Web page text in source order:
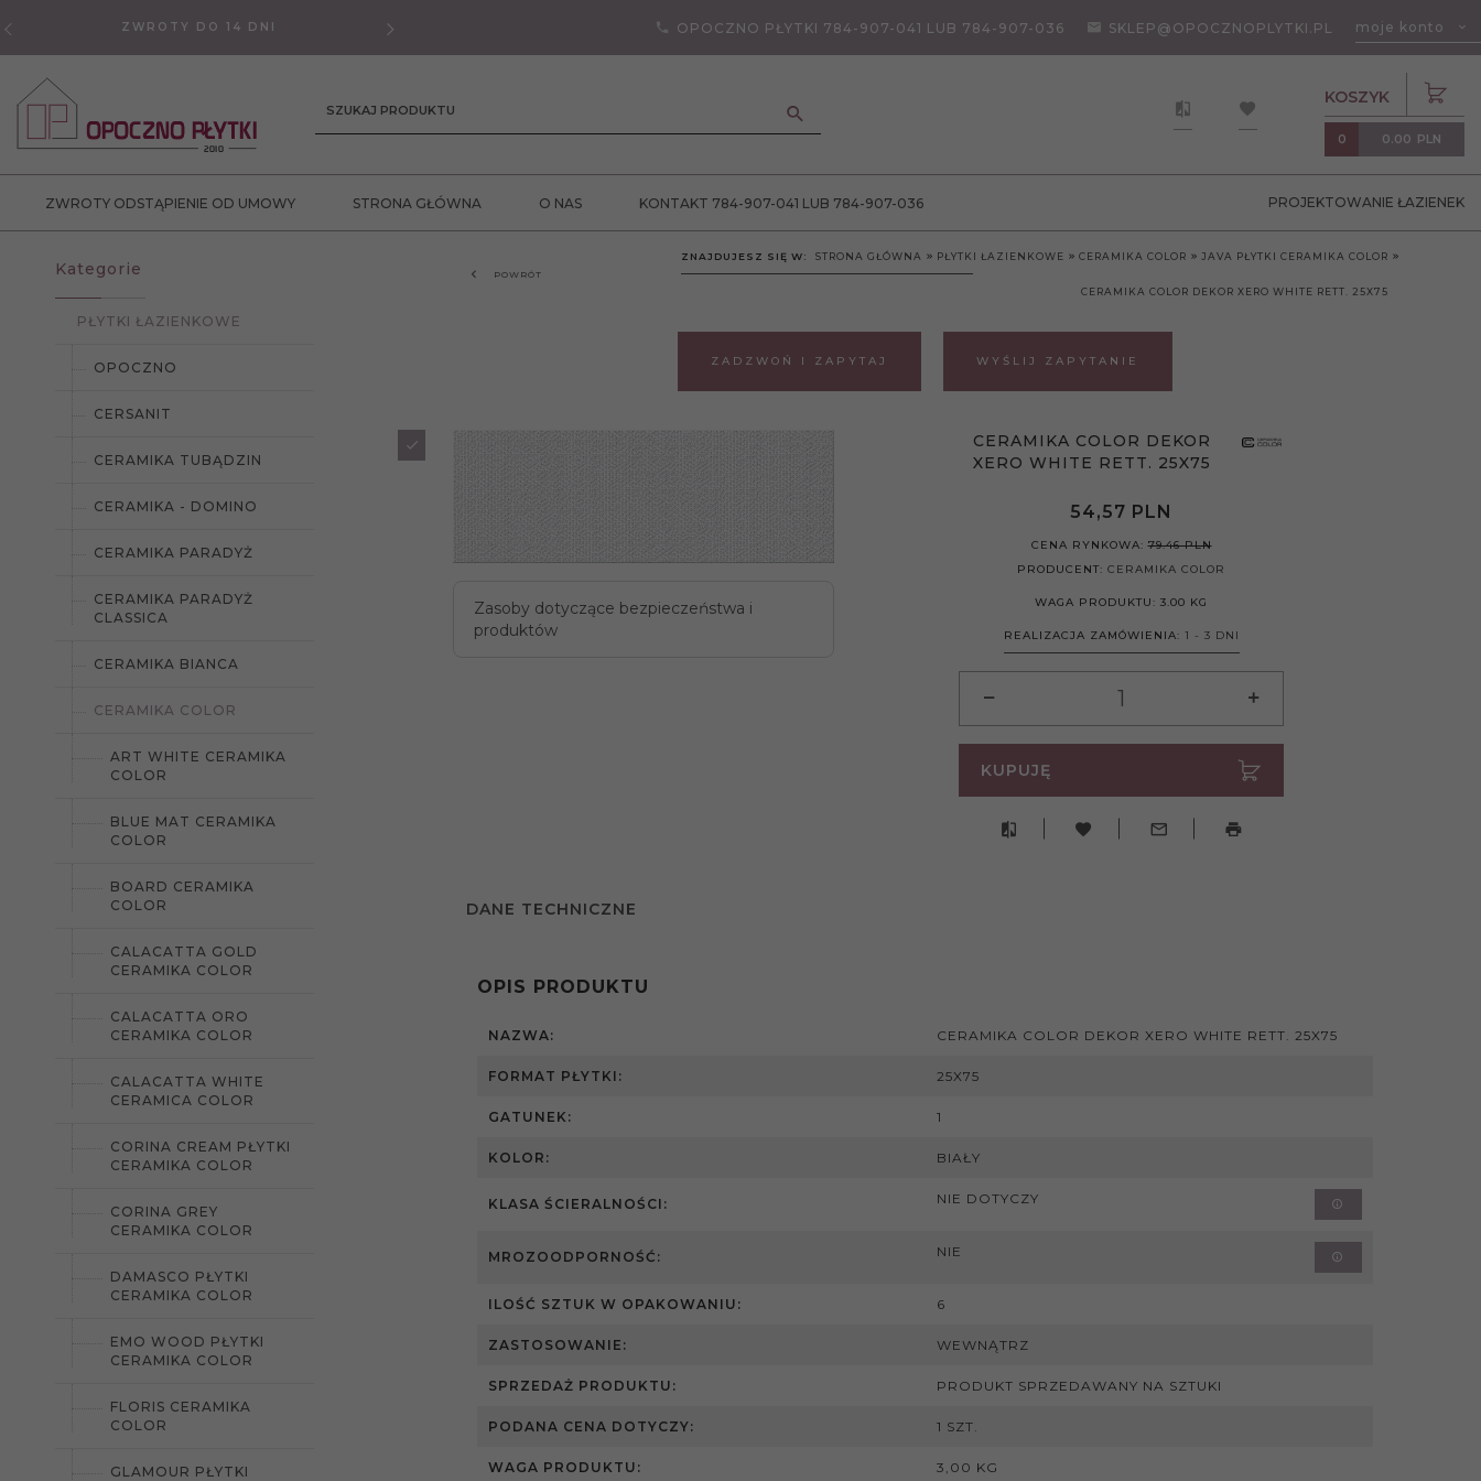
ZWROTY DO 14 DNI OPOCZNO PŁYTKI 784-907-041 LUB 784-907-036 SKLEP@OPOCZNOPLYTKI.PL moje konto
SZUKAJ PRODUKTU
KOSZYK
0 0.00 PLN
ZWROTY ODSTĄPIENIE OD UMOWY STRONA GŁÓWNA O NAS KONTAKT 784-907-041 LUB 784-907-036 PROJEKTOWANIE ŁAZIENEK
Kategorie
PŁYTKI ŁAZIENKOWE
OPOCZNO
CERSANIT
CERAMIKA TUBĄDZIN
CERAMIKA - DOMINO
CERAMIKA PARADYŻ
CERAMIKA PARADYŻ
CLASSICA
CERAMIKA BIANCA
CERAMIKA COLOR
ART WHITE CERAMIKA
COLOR
BLUE MAT CERAMIKA
COLOR
BOARD CERAMIKA
COLOR
CALACATTA GOLD
CERAMIKA COLOR
CALACATTA ORO
CERAMIKA COLOR
CALACATTA WHITE
CERAMICA COLOR
CORINA CREAM PŁYTKI
CERAMIKA COLOR
CORINA GREY
CERAMIKA COLOR
DAMASCO PŁYTKI
CERAMIKA COLOR
EMO WOOD PŁYTKI
CERAMIKA COLOR
FLORIS CERAMIKA
COLOR
GLAMOUR PŁYTKI
POWRÓT
ZNAJDUJESZ SIĘ W: STRONA GŁÓWNA PŁYTKI ŁAZIENKOWE CERAMIKA COLOR JAVA PŁYTKI CERAMIKA COLOR
CERAMIKA COLOR DEKOR XERO WHITE RETT. 25X75
ZADZWOŃ I ZAPYTAJ WYŚLIJ ZAPYTANIE
Zasoby dotyczące bezpieczeństwa i
produktów
CERAMIKA COLOR DEKOR
XERO WHITE RETT. 25X75
54,57 PLN
CENA RYNKOWA:79.46 PLN
PRODUCENT:CERAMIKA COLOR
WAGA PRODUKTU:3.00 KG
REALIZACJA ZAMÓWIENIA: 1 - 3 DNI
KUPUJĘ
DANE TECHNICZNE
OPIS PRODUKTU
NAZWA: CERAMIKA COLOR DEKOR XERO WHITE RETT. 25X75
FORMAT PŁYTKI: 25X75
GATUNEK: 1
KOLOR: BIAŁY
KLASA ŚCIERALNOŚCI: NIE DOTYCZY
MROZOODPORNOŚĆ: NIE
ILOŚĆ SZTUK W OPAKOWANIU: 6
ZASTOSOWANIE: WEWNĄTRZ
SPRZEDAŻ PRODUKTU: PRODUKT SPRZEDAWANY NA SZTUKI
PODANA CENA DOTYCZY: 1 SZT.
WAGA PRODUKTU: 3,00 KG